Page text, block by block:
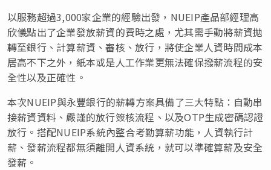
以服務超過3,000家企業的經驗出發，NUEIP產品部經理高
欣儀點出了企業發放薪資的費時之處，尤其需手動將薪資拋
轉至銀行、計算薪資、審核、放行，將使企業人資時間成本
居高不下之外，紙本或是人工作業更無法確保撥薪流程的安
全性以及正確性。
本次NUEIP與永豐銀行的薪轉方案具備了三大特點：自動串
接薪資資料、嚴謹的放行簽核流程、以及OTP生成密碼認證
放行。搭配NUEIP系統內整合考勤算薪功能，人資執行計
薪、發薪流程都無須離開人資系統，就可以準確算薪及安全
發薪。